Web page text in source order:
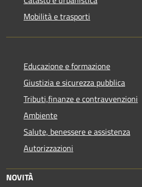
Mobilità e trasporti
Educazione e formazione
Giustizia e sicurezza pubblica
Tributi,finanze e contravvenzioni
Ambiente
Salute, benessere e assistenza
Autorizzazioni
NOVITÀ